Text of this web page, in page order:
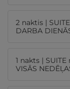
2 naktis |
DARBA
1 nakts |
VISĀS